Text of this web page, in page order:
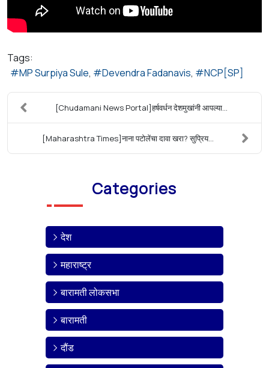
Tags:
MP Surpiya Sule
Devendra Fadanavis NCP[SP]
[Chudamani News Portal]हर्षवर्धन देशमुखांनी आपल्या...
[Maharashtra Times]नाना पटोलेंचा दावा खरा? सुप्रिय...
Categories
देश
महाराष्ट्र
बारामती लोकसभा
बारामती
दौंड